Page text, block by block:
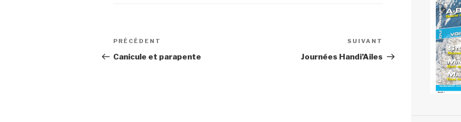
Navigation
de
Article
précédent
PRÉCÉDENT
Canicule et parapente
suivant
SUIVANT
Journées Handi’Ailes